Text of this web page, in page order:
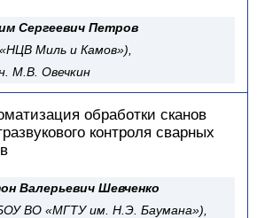
Сергеевич Петров
Миль и Камов»),
М.В. Овечкин
обработки сканов
контроля сварных
Валерьевич Шевченко
ВО «МГТУ им. Н.Э. Баумана»),